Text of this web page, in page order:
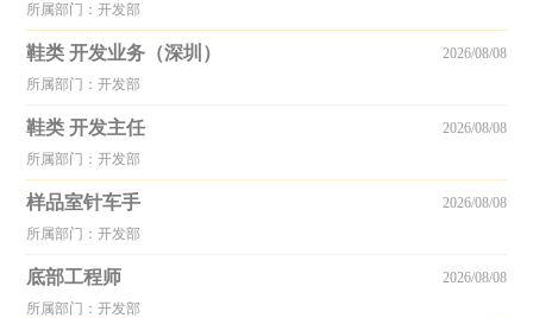
所属部门：开发部
鞋类 开发业务（深圳）
所属部门：开发部
2026/08/08
鞋类 开发主任
所属部门：开发部
2026/08/08
样品室针车手
所属部门：开发部
2026/08/08
底部工程师
所属部门：开发部
2026/08/08